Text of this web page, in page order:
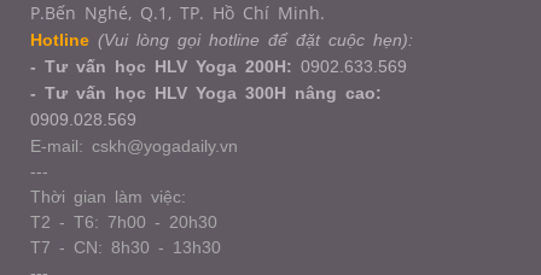
P.Bến Nghé, Q.1, TP. Hồ Chí Minh.
Hotline (Vui lòng gọi hotline để đặt cuộc hẹn):
- Tư vấn học HLV Yoga 200H: 0902.633.569
- Tư vấn học HLV Yoga 300H nâng cao:
0909.028.569
E-mail: cskh@yogadaily.vn
---
Thời gian làm việc:
T2 - T6: 7h00 - 20h30
T7 - CN: 8h30 - 13h30